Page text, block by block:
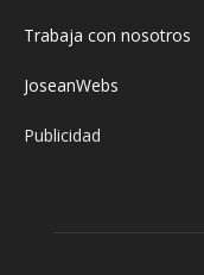
Trabaja con nosotros
JoseanWebs
Publicidad